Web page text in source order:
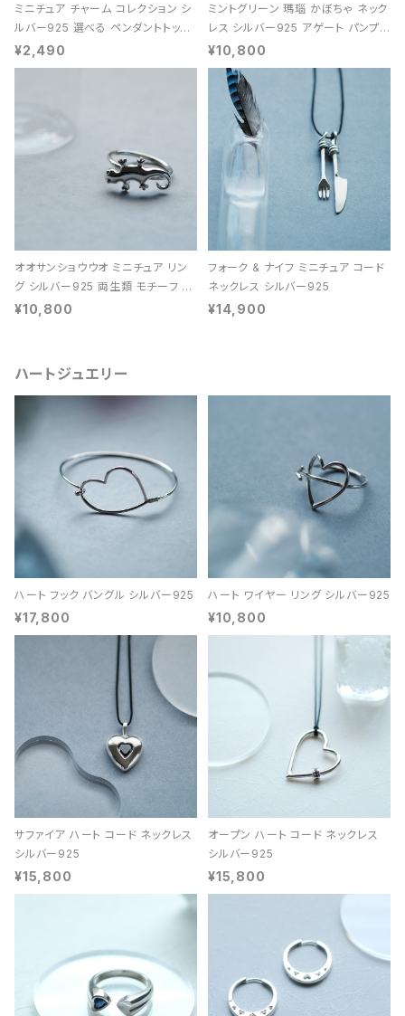
ミニチュア チャーム コレクション シ
ルバー925 選べる ペンダントトップ
レディース ユニセックス
¥2,490
ミントグリーン 瑪瑙 かぼちゃ ネック
レス シルバー925 アゲート パンプキ
ン 天然石 レディース
¥10,800
オオサンショウウオ ミニチュア リン
グ シルバー925 両生類 モチーフ レ
ディース ユニセックス
¥10,800
フォーク & ナイフ ミニチュア コード
ネックレス シルバー925
¥14,900
ハートジュエリー
ハート フック バングル シルバー925
¥17,800
ハート ワイヤー リング シルバー925
¥10,800
サファイア ハート コード ネックレス
シルバー925
¥15,800
オープン ハート コード ネックレス
シルバー925
¥15,800